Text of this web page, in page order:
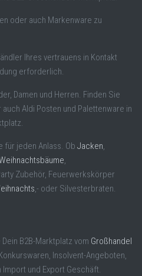
oder auch Markenware zu
Ihres vertrauens in Kontakt
erforderlich.
Damen und Herren. Finden Sie
Aldi Posten und Palettenware in
für jeden Anlass. Ob Jacken,
,
Zubehör, Feuerwerkskörper
,- oder Silvesterbraten.
B2B-Marktplatz vom Großhandel
Insolvent-Angeboten,
und Export Geschäft.